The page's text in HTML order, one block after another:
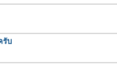
รับ